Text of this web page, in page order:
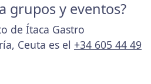
grupos y eventos?
de Ítaca Gastro
Ceuta es el +34 605 44 49